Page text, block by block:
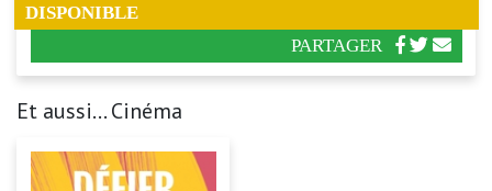
DISPONIBLE
PARTAGER
Et aussi... Cinéma